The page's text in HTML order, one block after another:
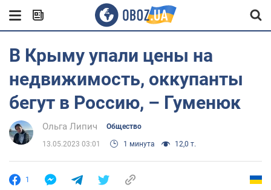
В Крыму упали цены на
недвижимость, оккупанты
бегут в Россию, – Гуменюк
Ольга Липич Общество
13.05.2023 03:01 1 минута 12,0 т.
1